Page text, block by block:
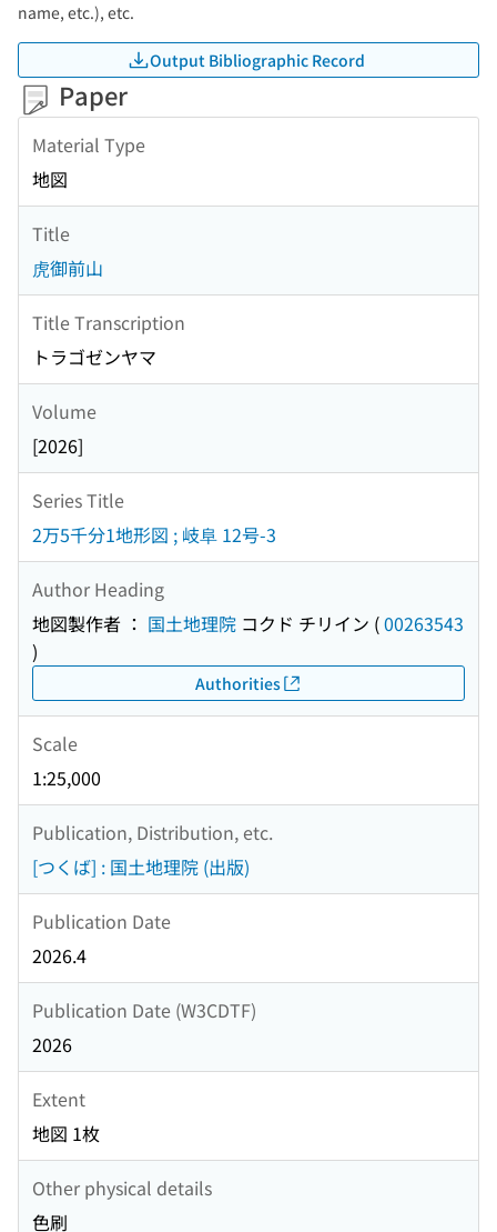
name, etc.), etc.
Output Bibliographic Record
Paper
Material Type
地図
Title
虎御前山
Title Transcription
トラゴゼンヤマ
Volume
[2026]
Series Title
2万5千分1地形図 ; 岐阜 12号-3
Author Heading
地図製作者 ： 国土地理院 コクド チリイン (00263543
)
Authorities
Scale
1:25,000
Publication, Distribution, etc.
[つくば] : 国土地理院 (出版)
Publication Date
2026.4
Publication Date (W3CDTF)
2026
Extent
地図 1枚
Other physical details
色刷